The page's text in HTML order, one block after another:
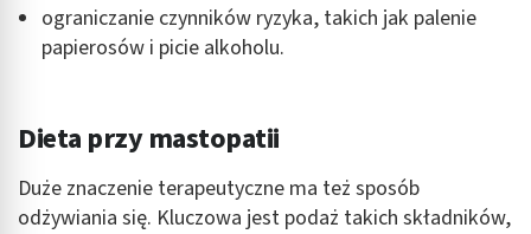
ograniczanie czynników ryzyka, takich jak palenie
papierosów i picie alkoholu.
Dieta przy mastopatii
Duże znaczenie terapeutyczne ma też sposób
odżywiania się. Kluczowa jest podaż takich składników,